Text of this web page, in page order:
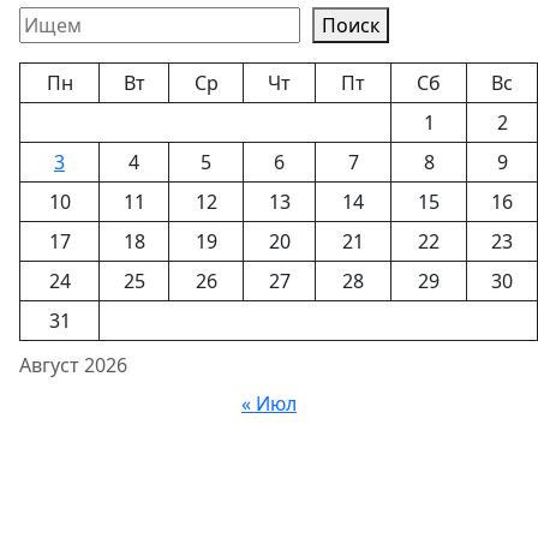
Поиск
Август 2026
Пн Вт Ср Чт Пт Сб
Вс
1
2
3
4 5 6 7 8
9
10
11 12 13 14 15
16
17
18 19 20 21 22
23
24
25 26 27 28 29
30
31
« Июл